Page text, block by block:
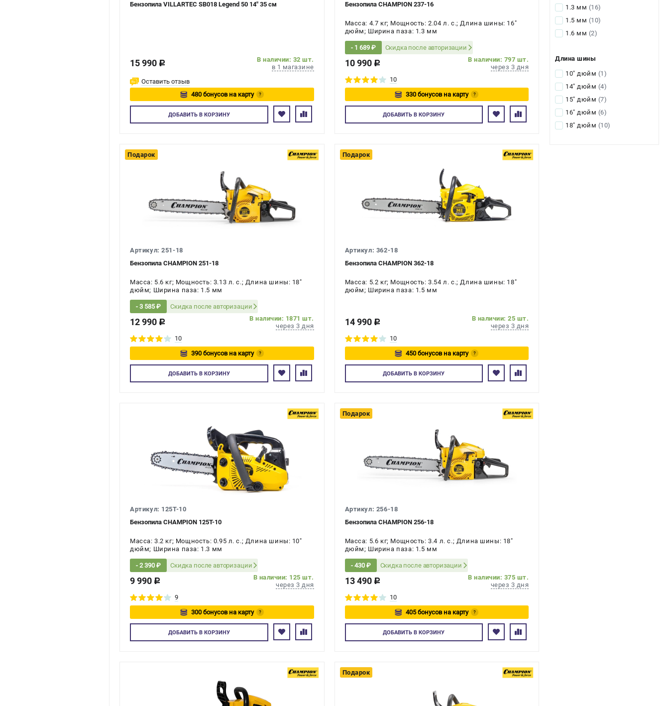
Бензопила VILLARTEC SB018 Legend 50 14" 35 см
15 990 c
В наличии: 32 шт.
в 1 магазине
Оставить отзыв
480 бонусов на карту
?
Авторизуйтесь
ДОБАВИТЬВ КОРЗИНУ
Бензопила CHAMPION 237-16
Масса: 4.7 кг; Мощность: 2.04 л. с.; Длина шины: 16"
дюйм; Ширина паза: 1.3 мм
- 1 689 ₽ Скидка после авторизации
10 990 c
В наличии: 797 шт.
через 3 дня
10
330 бонусов на карту
?
Авторизуйтесь
ДОБАВИТЬ В КОРЗИНУ
Подарок
Артикул: 251-18
Бензопила CHAMPION 251-18
Масса: 5.6 кг; Мощность: 3.13 л. с.; Длина шины: 18"
дюйм; Ширина паза: 1.5 мм
- 3 585 ₽ Скидка после авторизации
12 990 c
В наличии: 1871 шт.
через 3 дня
10
390 бонусов на карту
?
Авторизуйтесь
ДОБАВИТЬВ КОРЗИНУ
Подарок
Артикул: 362-18
Бензопила CHAMPION 362-18
Масса: 5.2 кг; Мощность: 3.54 л. с.; Длина шины: 18"
дюйм; Ширина паза: 1.5 мм
14 990 c
В наличии: 25 шт.
через 3 дня
10
450 бонусов на карту
?
Авторизуйтесь
ДОБАВИТЬ В КОРЗИНУ
Артикул: 125T-10
Бензопила CHAMPION 125T-10
Масса: 3.2 кг; Мощность: 0.95 л. с.; Длина шины: 10"
дюйм; Ширина паза: 1.3 мм
- 2 390 ₽ Скидка после авторизации
9 990 c
В наличии: 125 шт.
через 3 дня
9
300 бонусов на карту
?
Авторизуйтесь
ДОБАВИТЬВ КОРЗИНУ
Подарок
Артикул: 256-18
Бензопила CHAMPION 256-18
Масса: 5.6 кг; Мощность: 3.4 л. с.; Длина шины: 18"
дюйм; Ширина паза: 1.5 мм
- 430 ₽ Скидка после авторизации
13 490 c
В наличии: 375 шт.
через 3 дня
10
405 бонусов на карту
?
Авторизуйтесь
ДОБАВИТЬ В КОРЗИНУ
Подарок
1.3 мм (16)
1.5 мм (10)
1.6 мм (2)
Длина шины
10" дюйм (1)
14" дюйм (4)
15" дюйм (7)
16" дюйм (6)
18" дюйм (10)